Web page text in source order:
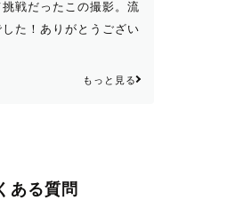
戦だったこの撮影。流
た！ありがとうござい
もっと見る
ある質問